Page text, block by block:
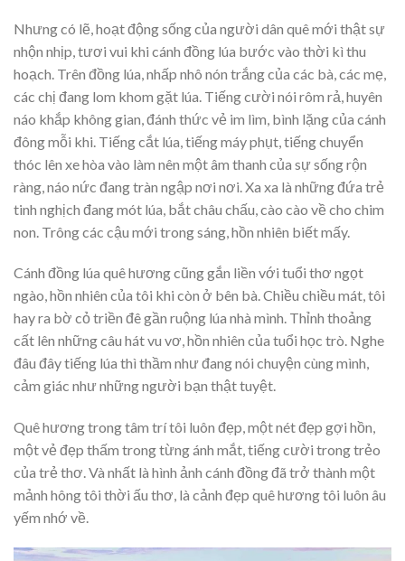
Nhưng có lẽ, hoạt động sống của người dân quê mới thật sự
nhộn nhịp, tươi vui khi cánh đồng lúa bước vào thời kì thu
hoạch. Trên đồng lúa, nhấp nhô nón trắng của các bà, các mẹ,
các chị đang lom khom gặt lúa. Tiếng cười nói rôm rả, huyên
náo khắp không gian, đánh thức vẻ im lìm, bình lặng của cánh
đông mỗi khi. Tiếng cắt lúa, tiếng máy phụt, tiếng chuyển
thóc lên xe hòa vào làm nên một âm thanh của sự sống rộn
ràng, náo nức đang tràn ngập nơi nơi. Xa xa là những đứa trẻ
tinh nghịch đang mót lúa, bắt châu chấu, cào cào về cho chim
non. Trông các cậu mới trong sáng, hồn nhiên biết mấy.
Cánh đồng lúa quê hương cũng gắn liền với tuổi thơ ngọt
ngào, hồn nhiên của tôi khi còn ở bên bà. Chiều chiều mát, tôi
hay ra bờ cỏ triền đê gần ruộng lúa nhà mình. Thỉnh thoảng
cất lên những câu hát vu vơ, hồn nhiên của tuổi học trò. Nghe
đâu đây tiếng lúa thì thầm như đang nói chuyện cùng mình,
cảm giác như những người bạn thật tuyệt.
Quê hương trong tâm trí tôi luôn đẹp, một nét đẹp gợi hồn,
một vẻ đẹp thấm trong từng ánh mắt, tiếng cười trong trẻo
của trẻ thơ. Và nhất là hình ảnh cánh đồng đã trở thành một
mảnh hông tôi thời ấu thơ, là cảnh đẹp quê hương tôi luôn âu
yếm nhớ về.